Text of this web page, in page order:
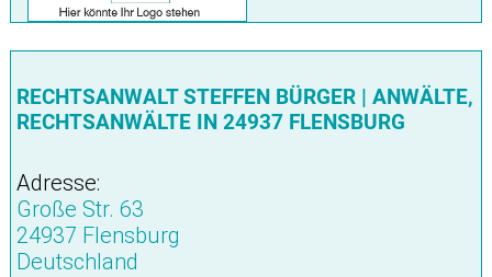
RECHTSANWALT STEFFEN BÜRGER | ANWÄLTE,
RECHTSANWÄLTE IN 24937 FLENSBURG
Adresse:
Große Str. 63
24937 Flensburg
Deutschland